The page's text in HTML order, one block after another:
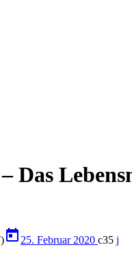
Das
today25. Februar 2020 35